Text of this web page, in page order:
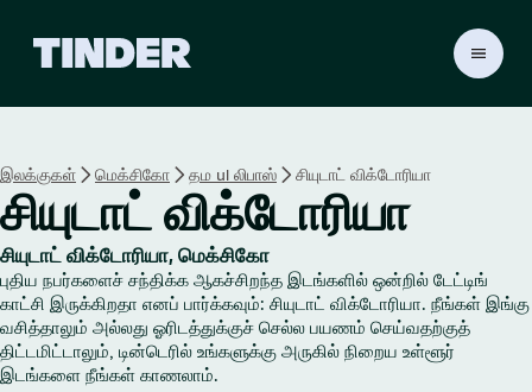
ம்
இலக்குகள் மெக்சிகோ தம ul லிபாஸ் சியுடாட் விக்டோரியா
சியுடாட் விக்டோரியா
சியுடாட் விக்டோரியா, மெக்சிகோ
புதிய நபர்களைச் சந்திக்க ஆகச்சிறந்த இடங்களில் ஒன்றில் டேட்டிங்
காட்சி இருக்கிறதா எனப் பார்க்கவும்: சியுடாட் விக்டோரியா. நீங்கள் இங்கு
வசித்தாலும் அல்லது ஓரிடத்துக்குச் செல்ல பயணம் செய்வதற்குத்
திட்டமிட்டாலும், டின்டெரில் உங்களுக்கு அருகில் நிறைய உள்ளூர்
இடங்களை நீங்கள் காணலாம்.